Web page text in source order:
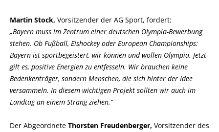
Martin Stock, Vorsitzender der AG Sport, fordert:
Bayern muss im Zentrum einer deutschen Olympia-Bewerbung
stehen. Ob Fußball, Eishockey oder European Championships:
Bayern ist sportbegeistert, wir können und wollen Olympia. Jetzt
gilt es, positive Energien zu entfesseln. Wir brauchen keine
Bedenkenträger, sondern Menschen, die sich hinter der Idee
versammeln. In diesem wichtigen Projekt sollten wir auch im
Landtag an einem Strang ziehen.“
Der Abgeordnete Thorsten Freudenberger, Vorsitzender des